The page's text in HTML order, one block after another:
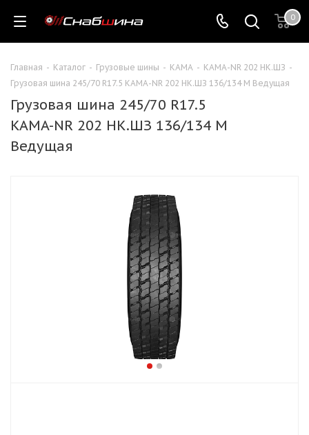
0
Главная - Каталог - Грузовые шины - КАМА - КАМА-NR 202 НК.ШЗ -
Грузовая шина 245/70 R17.5 KAMA-NR 202 НК.ШЗ 136/134 M Ведущая
Грузовая шина 245/70 R17.5
KAMA-NR 202 НК.ШЗ 136/134 M
Ведущая